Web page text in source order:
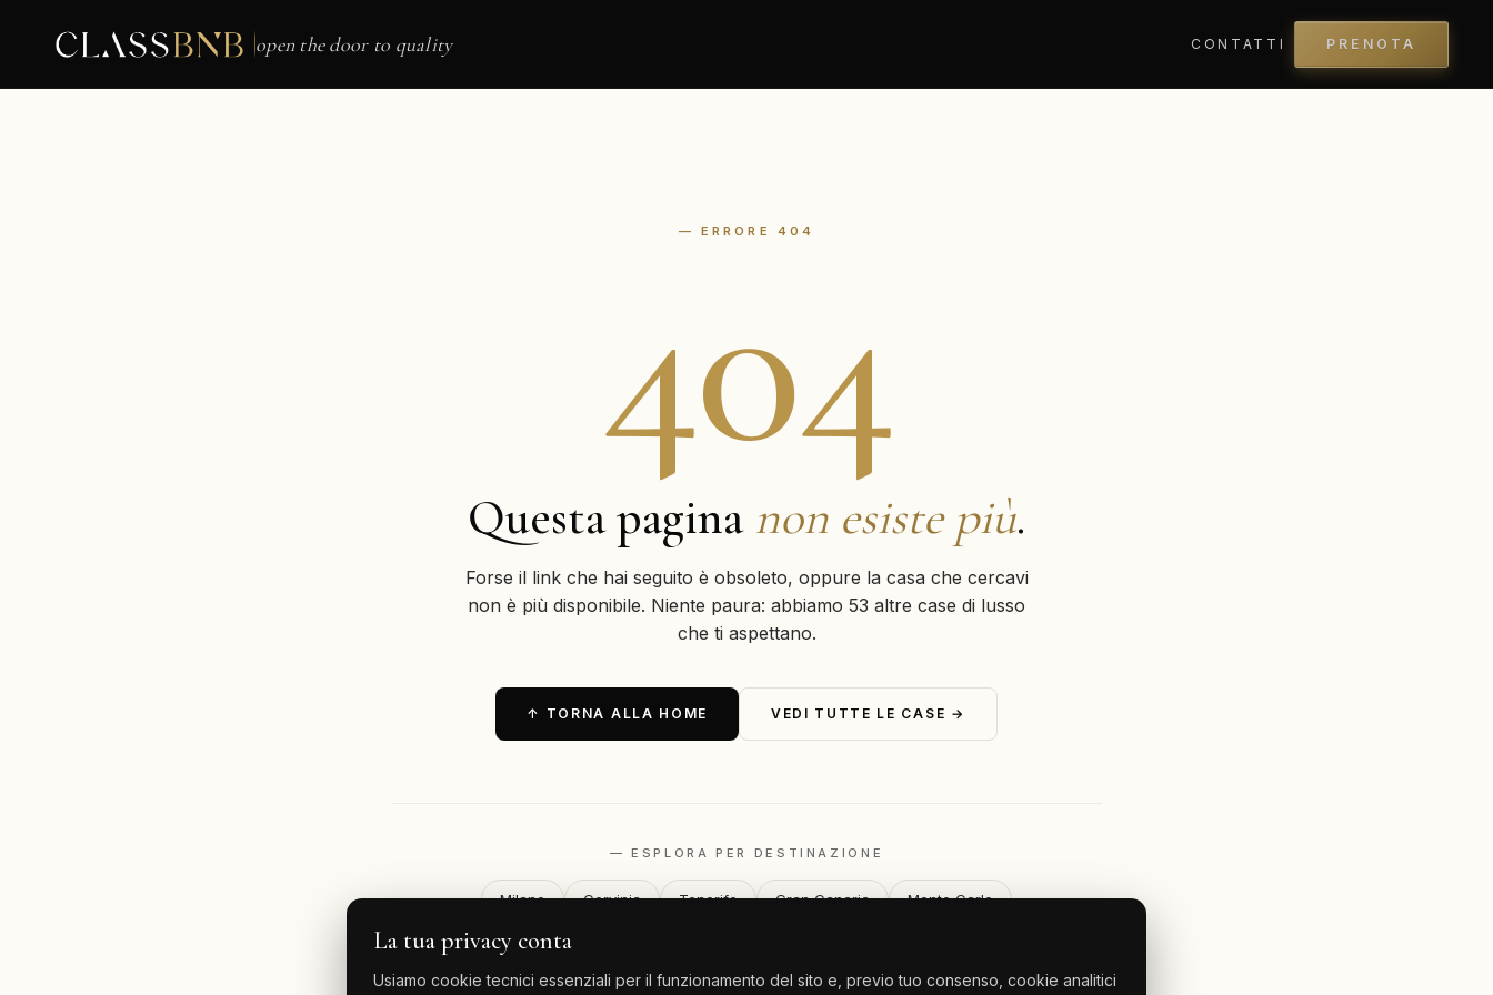
open the door to quality CONTATTI PRENOTA
— ERRORE 404
404
Questa pagina non esiste più.
Forse il link che hai seguito è obsoleto, oppure la casa che cercavi
non è più disponibile. Niente paura: abbiamo 53 altre case di lusso
che ti aspettano.
↑ TORNA ALLA HOME VEDI TUTTE LE CASE →
— ESPLORA PER DESTINAZIONE
Milano Cervinia Tenerife Gran Canaria Monte Carlo
La tua privacy conta
Usiamo cookie tecnici essenziali per il funzionamento del sito e, previo tuo consenso, cookie analitici